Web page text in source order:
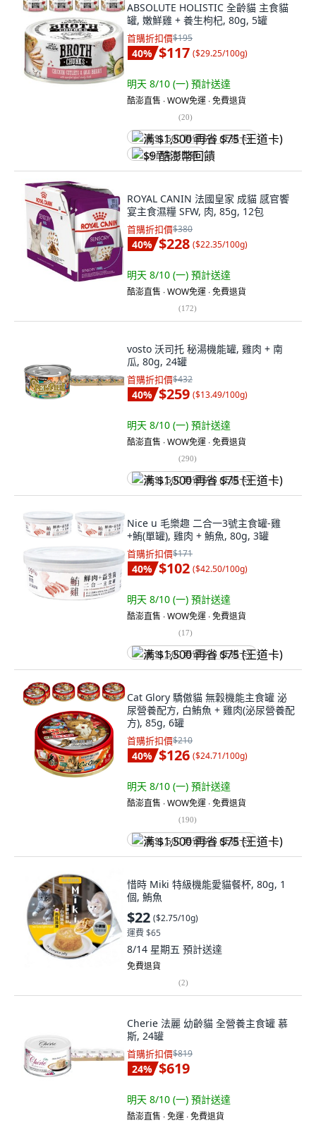
ABSOLUTE HOLISTIC 全齡貓 主食貓
罐, 嫩鮮雞 + 養生枸杞, 80g, 5罐
首購折扣價$195
40% $117 ($29.25/100g)
明天 8/10 (一) 預計送達
酷澎直售 ∙ WOW免運 ∙ 免費退貨
(20)
满 $1,500 再省 $75 (王道卡)
$9 酷澎幣回饋
ROYAL CANIN 法國皇家 成貓 感官饗
宴主食濕糧 SFW, 肉, 85g, 12包
首購折扣價$380
40% $228 ($22.35/100g)
明天 8/10 (一) 預計送達
酷澎直售 ∙ WOW免運 ∙ 免費退貨
(172)
vosto 沃司托 秘湯機能罐, 雞肉 + 南
瓜, 80g, 24罐
首購折扣價$432
40% $259 ($13.49/100g)
明天 8/10 (一) 預計送達
酷澎直售 ∙ WOW免運 ∙ 免費退貨
(290)
满 $1,500 再省 $75 (王道卡)
Nice u 毛樂趣 二合一3號主食罐-雞
+鮪(單罐), 雞肉 + 鮪魚, 80g, 3罐
首購折扣價$171
40% $102 ($42.50/100g)
明天 8/10 (一) 預計送達
酷澎直售 ∙ WOW免運 ∙ 免費退貨
(17)
满 $1,500 再省 $75 (王道卡)
Cat Glory 驕傲貓 無穀機能主食罐 泌
尿營養配方, 白鮪魚 + 雞肉(泌尿營養配
方), 85g, 6罐
首購折扣價$210
40% $126 ($24.71/100g)
明天 8/10 (一) 預計送達
酷澎直售 ∙ WOW免運 ∙ 免費退貨
(190)
满 $1,500 再省 $75 (王道卡)
惜時 Miki 特級機能愛貓餐杯, 80g, 1
個, 鮪魚
$22 ($2.75/10g)
運費 $65
8/14 星期五 預計送達
免費退貨
(2)
Cherie 法麗 幼齡貓 全營養主食罐 慕
斯, 24罐
首購折扣價$819
24% $619
明天 8/10 (一) 預計送達
酷澎直售 ∙ 免運 ∙ 免費退貨